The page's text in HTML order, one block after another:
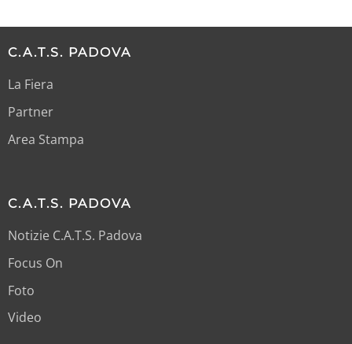
C.A.T.S. PADOVA
La Fiera
Partner
Area Stampa
C.A.T.S. PADOVA
Notizie C.A.T.S. Padova
Focus On
Foto
Video